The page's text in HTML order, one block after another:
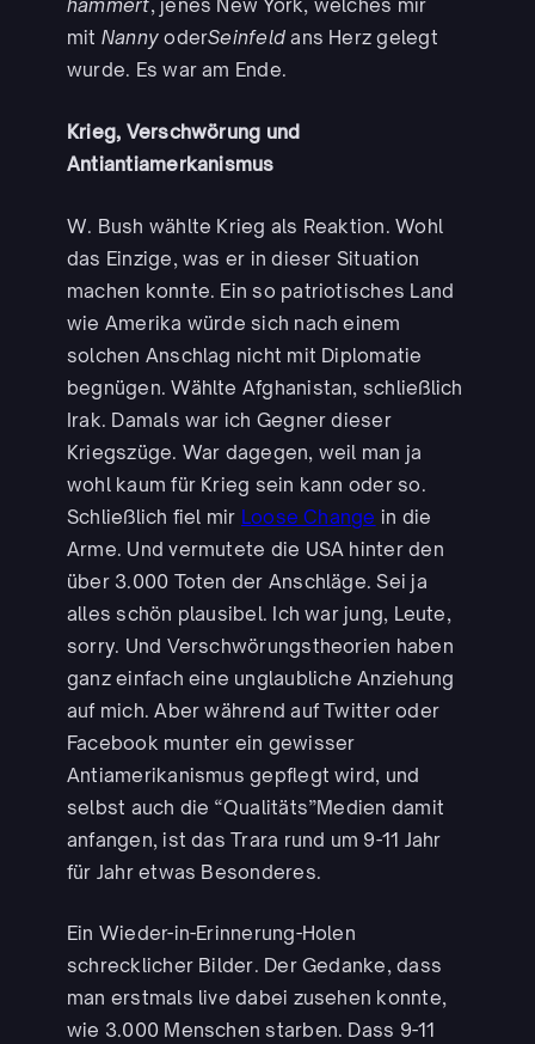
hämmert, jenes New York, welches mir
mit Nanny oderSeinfeld ans Herz gelegt
wurde. Es war am Ende.
Krieg, Verschwörung und
Antiantiamerkanismus
W. Bush wählte Krieg als Reaktion. Wohl
das Einzige, was er in dieser Situation
machen konnte. Ein so patriotisches Land
wie Amerika würde sich nach einem
solchen Anschlag nicht mit Diplomatie
begnügen. Wählte Afghanistan, schließlich
Irak. Damals war ich Gegner dieser
Kriegszüge. War dagegen, weil man ja
wohl kaum für Krieg sein kann oder so.
Schließlich fiel mir Loose Change in die
Arme. Und vermutete die USA hinter den
über 3.000 Toten der Anschläge. Sei ja
alles schön plausibel. Ich war jung, Leute,
sorry. Und Verschwörungstheorien haben
ganz einfach eine unglaubliche Anziehung
auf mich. Aber während auf Twitter oder
Facebook munter ein gewisser
Antiamerikanismus gepflegt wird, und
selbst auch die “Qualitäts”Medien damit
anfangen, ist das Trara rund um 9-11 Jahr
für Jahr etwas Besonderes.
Ein Wieder-in-Erinnerung-Holen
schrecklicher Bilder. Der Gedanke, dass
man erstmals live dabei zusehen konnte,
wie 3.000 Menschen starben. Dass 9-11